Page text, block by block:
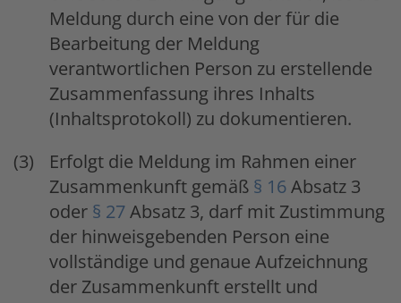
Meldung durch eine von der für die
Bearbeitung der Meldung
verantwortlichen Person zu erstellende
Zusammenfassung ihres Inhalts
(Inhaltsprotokoll) zu dokumentieren.
Erfolgt die Meldung im Rahmen einer
Zusammenkunft gemäß § 16Absatz 3
oder § 27Absatz 3, darf mit Zustimmung
der hinweisgebenden Person eine
vollständige und genaue Aufzeichnung
der Zusammenkunft erstellt und